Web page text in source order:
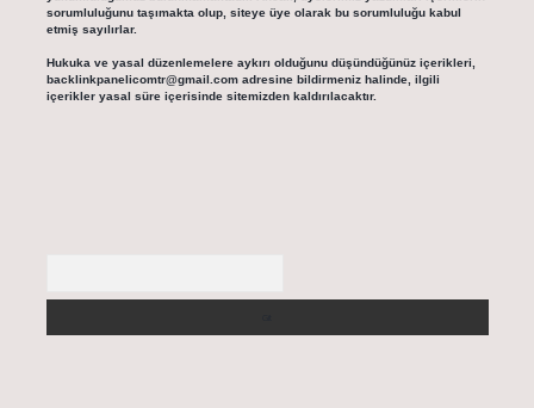
sorumluluğunu taşımakta olup, siteye üye olarak bu sorumluluğu kabul
etmiş sayılırlar.
Hukuka ve yasal düzenlemelere aykırı olduğunu düşündüğünüz içerikleri,
backlinkpanelicomtr@gmail.comadresine bildirmeniz halinde, ilgili
içerikler yasal süre içerisinde sitemizden kaldırılacaktır.